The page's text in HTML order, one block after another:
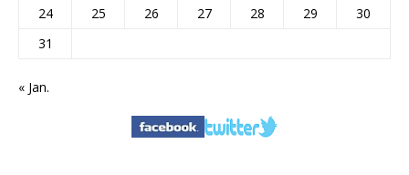
24
25 26 27 28 29
30
31
« Jan.